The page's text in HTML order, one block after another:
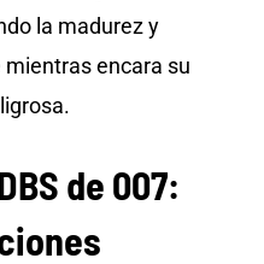
la madurez y
encara su
de 007: